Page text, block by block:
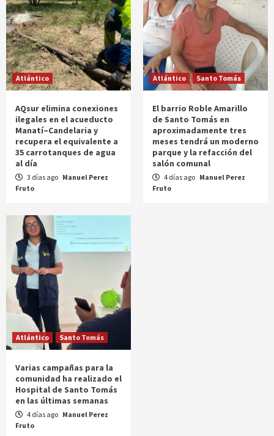
Atlántico
AQsur elimina conexiones
ilegales en el acueducto
Manatí–Candelaria y
recupera el equivalente a
35 carrotanques de agua
al día
3 días ago Manuel Perez
Fruto
Atlántico Santo Tomás
El barrio Roble Amarillo
de Santo Tomás en
aproximadamente tres
meses tendrá un moderno
parque y la refacción del
salón comunal
4 días ago Manuel Perez
Fruto
Atlántico Santo Tomás
Varias campañas para la
comunidad ha realizado el
Hospital de Santo Tomás
en las últimas semanas
4 días ago Manuel Perez
Fruto